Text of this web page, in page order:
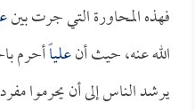
فهذه المحاورة التي جرت بين
الله عنه، حيث أنعلياًأحرم
يرشد الناس إلى أن يحرموا